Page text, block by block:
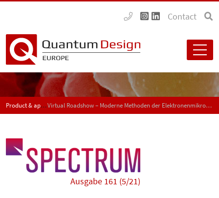
Contact
Product & application news - SPECTRUM Virtual Roadshow – Moderne Methoden der Elektronenmikroskopie
Ausgabe 161 (5/21)